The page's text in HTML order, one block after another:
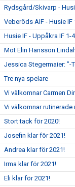
Rydsgård/Skivarp -
Veberöds AIF - Husie IF
Husie IF - Uppåkra IF 1-4
Möt Elin Hansson
Jessica Stegermaier: ”-
Tre nya spelare
Vi välkomnar Carmen
Vi välkomnar
Stort tack för 2020!
Josefin klar för 2021!
Andrea klar för 2021!
Irma klar för 2021!
Eli klar för 2021!